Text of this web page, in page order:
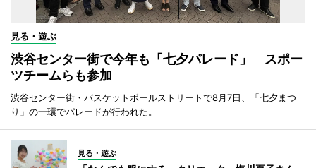
見る・遊ぶ
渋谷センター街で今年も「七夕パレード」 スポー
ツチームらも参加
渋谷センター街・バスケットボールストリートで8月7日、「七夕まつ
り」の一環でパレードが行われた。
見る・遊ぶ